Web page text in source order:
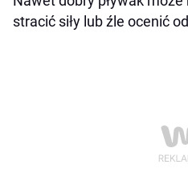
stracić siły lub źle ocenić